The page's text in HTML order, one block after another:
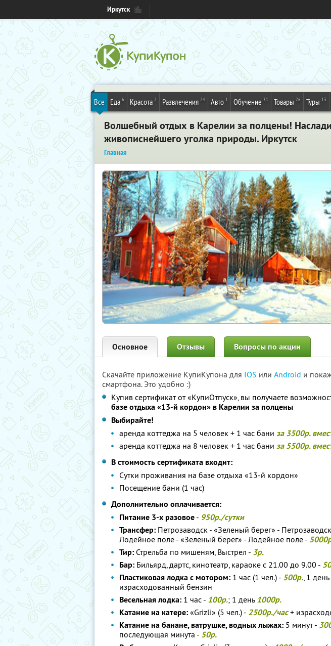
Иркутск
Все Еда 6 Красота 2 Развлечения 24 Авто 1 Обучение 31 Товары 26 Туры 13
Волшебный отдых в Карелии за полцены!
живописнейшего уголка природы. Иркутск
Главная
Основное Отзывы Вопросы по акции
Скачайте приложение КупиКупона для IOS или Android и
смартфона. Это удобно :)
Купив сертификат от «КупиОтпуск», вы получаете
базе отдыха «13-й кордон» в Карелии за полцены
Выбирайте!
аренда коттеджа на 5 человек + 1 час бани за 3500р.
аренда коттеджа на 8 человек + 1 час бани за 5500р.
В стоимость сертификата входит:
Сутки проживания на базе отдыха «13-й кордон»
Посещение бани (1 час)
Дополнительно оплачивается:
Питание 3-х разовое - 950р./сутки
Трансфер: Петрозаводск - «Зеленый берег» -
Лодейное поле - «Зеленый берег» - Лодейное поле -
Тир: Стрельба по мишеням, Выстрел - 3р.
Бар: Бильярд, дартс, кинотеатр, караоке с 21.00 до 9.00 -
Пластиковая лодка с мотором: 1 час (1 чел.) - 500р., 1 день
израсходованный бензин
Весельная лодка: 1 час - 100р.; 1 день 1000р.
Катание на катере: «Grizli» (5 чел.) - 2500р./час+
Катание на банане, ватрушке, водных лыжах: 5 минут -
последующая минута - 50р.